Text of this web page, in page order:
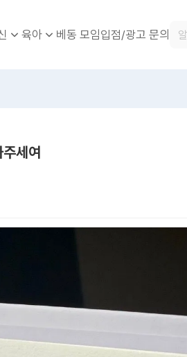
육아 베동 모임입점/광고 문의
세여